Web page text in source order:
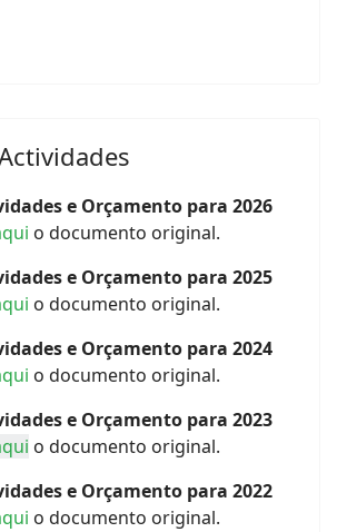
e Orçamento para 2026
o documento original.
e Orçamento para 2025
o documento original.
e Orçamento para 2024
o documento original.
e Orçamento para 2023
o documento original.
e Orçamento para 2022
o documento original.